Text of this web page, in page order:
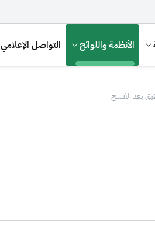
الأنظمة واللوائح التواصل الإعلامي
الضريبي التصرفات العقارية
بعد الفسح